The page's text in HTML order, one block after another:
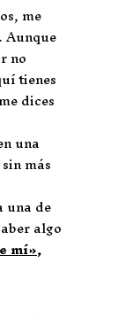
me
no
tienes
dices
una
más
una de
algo
mí»,